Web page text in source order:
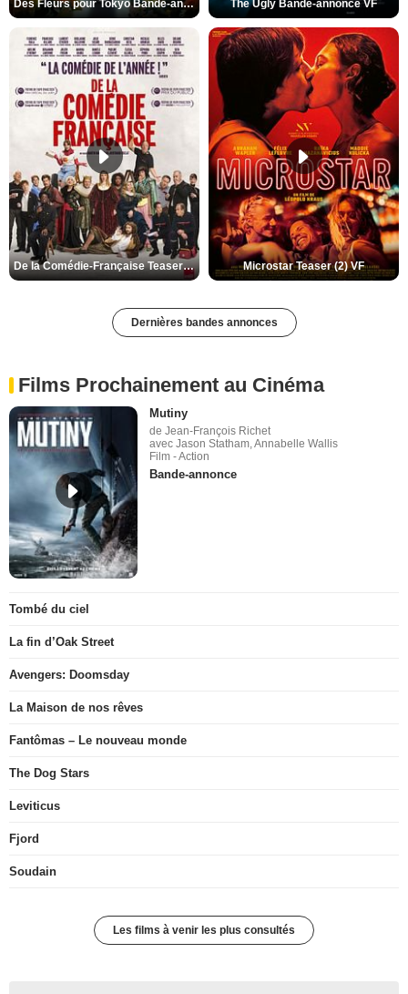
Des Fleurs pour Tokyo Bande-annonce VO STFR The Ugly Bande-annonce VF
De la Comédie-Française Teaser (3) VF Microstar Teaser (2) VF
Dernières bandes annonces
Films Prochainement au Cinéma
Mutiny
de Jean-François Richet
avec Jason Statham, Annabelle Wallis
Film - Action
Bande-annonce
Tombé du ciel
La fin d’Oak Street
Avengers: Doomsday
La Maison de nos rêves
Fantômas – Le nouveau monde
The Dog Stars
Leviticus
Fjord
Soudain
Les films à venir les plus consultés